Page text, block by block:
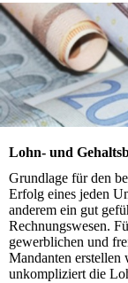
Lohn- und
Grundlage für den
Erfolg eines jeden
anderem ein gut
Rechnungswesen.
gewerblichen und
Mandanten erstellen
unkompliziert die